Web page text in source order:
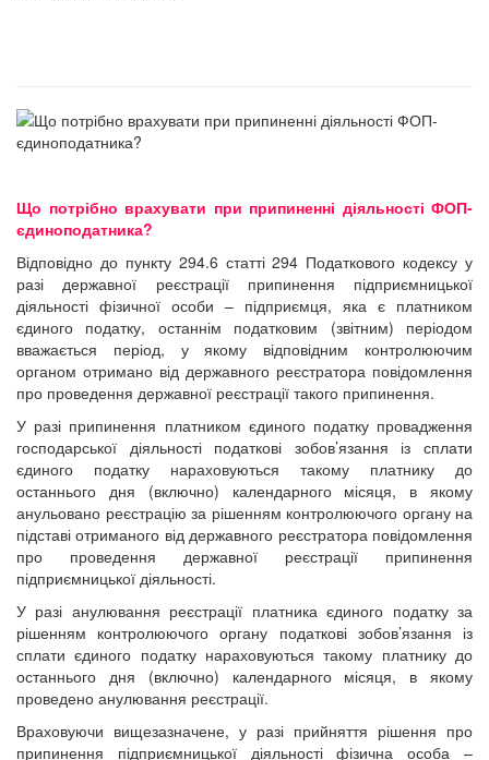
Що потрібно врахувати при припиненні діяльності ФОП-
єдиноподатника?
Відповідно до пункту 294.6 статті 294 Податкового кодексу у
разі державної реєстрації припинення підприємницької
діяльності фізичної особи – підприємця, яка є платником
єдиного податку, останнім податковим (звітним) періодом
вважається період, у якому відповідним контролюючим
органом отримано від державного реєстратора повідомлення
про проведення державної реєстрації такого припинення.
У разі припинення платником єдиного податку провадження
господарської діяльності податкові зобов’язання із сплати
єдиного податку нараховуються такому платнику до
останнього дня (включно) календарного місяця, в якому
анульовано реєстрацію за рішенням контролюючого органу на
підставі отриманого від державного реєстратора повідомлення
про проведення державної реєстрації припинення
підприємницької діяльності.
У разі анулювання реєстрації платника єдиного податку за
рішенням контролюючого органу податкові зобов’язання із
сплати єдиного податку нараховуються такому платнику до
останнього дня (включно) календарного місяця, в якому
проведено анулювання реєстрації.
Враховуючи вищезазначене, у разі прийняття рішення про
припинення підприємницької діяльності фізична особа –